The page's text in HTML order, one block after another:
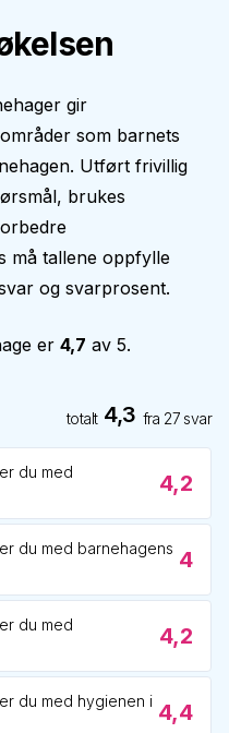
gir
som barnets
Utført frivillig
brukes
må tallene oppfylle
og svarprosent.
er 4,7 av 5.
totalt 4,3 fra 27 svar
du med
4,2
du med barnehagens 4
du med
4,2
du med hygienen i 4,4